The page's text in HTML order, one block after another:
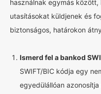
használnak egymás
utasításokat küldjenek és
biztonságos, határokon
Ismerd fel a bankod
SWIFT/BIC kódja egy
egyedülállóan